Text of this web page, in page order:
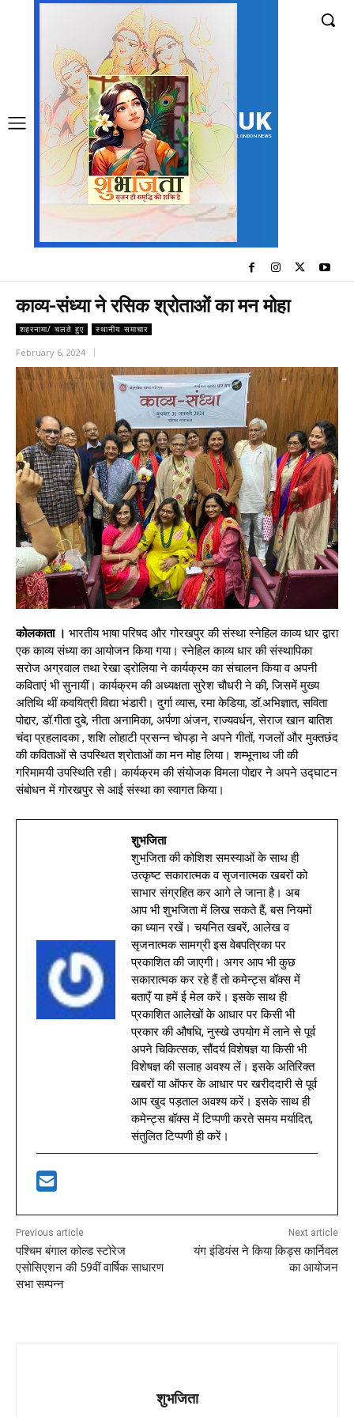
UK
LONDON NEWS
काव्य-संध्या ने रसिक श्रोताओं का मन मोहा
शहरनामा/ चलते हुए स्थानीय समाचार
February 6, 2024
कोलकाता । भारतीय भाषा परिषद और गोरखपुर की संस्था स्नेहिल काव्य धार द्वारा
एक काव्य संध्या का आयोजन किया गया। स्नेहिल काव्य धार की संस्थापिका
सरोज अग्रवाल तथा रेखा ड्रोलिया ने कार्यक्रम का संचालन किया व अपनी
कविताएं भी सुनायीं। कार्यक्रम की अध्यक्षता सुरेश चौधरी ने की, जिसमें मुख्य
अतिथि थीं कवयित्री विद्या भंडारी। दुर्गा व्यास, रमा केडिया, डॉ.अभिज्ञात, सविता
पोद्दार, डॉ.गीता दुबे, नीता अनामिका, अर्पणा अंजन, राज्यवर्धन, सेराज खान बातिश
चंदा प्रहलादका , शशि लोहाटी प्रसन्न चोपड़ा ने अपने गीतों, गजलों और मुक्तछंद
की कविताओं से उपस्थित श्रोताओं का मन मोह लिया। शम्भूनाथ जी की
गरिमामयी उपस्थिति रही। कार्यक्रम की संयोजक विमला पोद्दार ने अपने उद्घाटन
संबोधन में गोरखपुर से आई संस्था का स्वागत किया।
शुभजिता
शुभजिता की कोशिश समस्याओं के साथ ही
उत्कृष्ट सकारात्मक व सृजनात्मक खबरों को
साभार संग्रहित कर आगे ले जाना है। अब
आप भी शुभजिता में लिख सकते हैं, बस नियमों
का ध्यान रखें। चयनित खबरें, आलेख व
सृजनात्मक सामग्री इस वेबपत्रिका पर
प्रकाशित की जाएगी। अगर आप भी कुछ
सकारात्मक कर रहे हैं तो कमेन्ट्स बॉक्स में
बताएँ या हमें ई मेल करें। इसके साथ ही
प्रकाशित आलेखों के आधार पर किसी भी
प्रकार की औषधि, नुस्खे उपयोग में लाने से पूर्व
अपने चिकित्सक, सौंदर्य विशेषज्ञ या किसी भी
विशेषज्ञ की सलाह अवश्य लें। इसके अतिरिक्त
खबरों या ऑफर के आधार पर खरीददारी से पूर्व
आप खुद पड़ताल अवश्य करें। इसके साथ ही
कमेन्ट्स बॉक्स में टिप्पणी करते समय मर्यादित,
संतुलित टिप्पणी ही करें।
Previous article
पश्चिम बंगाल कोल्ड स्टोरेज
एसोसिएशन की 59वीं वार्षिक साधारण
सभा सम्पन्न
Next article
यंग इंडियंस ने किया किड्स कार्निवल
का आयोजन
शुभजिता